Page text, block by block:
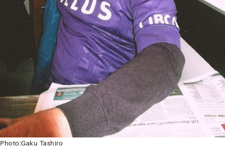
Photo:Gaku Tashiro